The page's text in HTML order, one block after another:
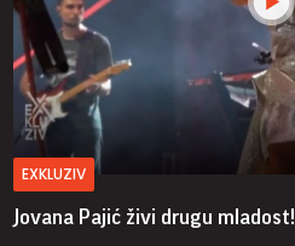
EXKLUZIV
Jovana Pajić živi drugu mladost!